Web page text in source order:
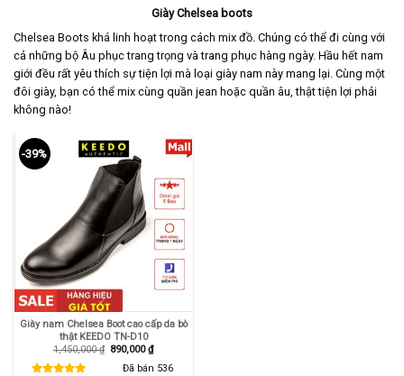
Giày Chelsea boots
Chelsea Boots khá linh hoạt trong cách mix đồ. Chúng có thể đi cùng với
cả những bộ Âu phục trang trọng và trang phục hàng ngày. Hầu hết nam
giới đều rất yêu thích sự tiện lợi mà loại giày nam này mang lại. Cùng một
đôi giày, bạn có thể mix cùng quần jean hoặc quần âu, thật tiện lợi phải
không nào!
-39%
Giày nam Chelsea Boot cao cấp da bò
thật KEEDO TN-D10
1,450,000₫ Giá
890,000₫Giá
hiện
tại
Đã bán 536